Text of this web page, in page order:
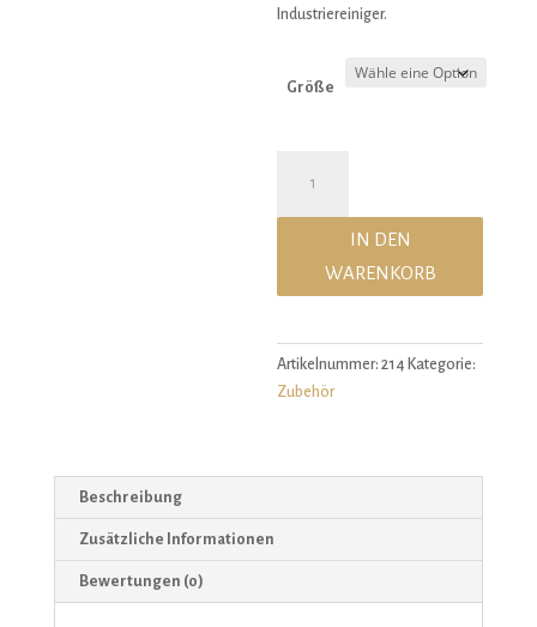
Industriereiniger.
Größe
gedruckter
Huf
IN DEN
WARENKORB
Artikelnummer:214 Kategorie:
Zubehör
Beschreibung
Zusätzliche Informationen
Bewertungen (0)